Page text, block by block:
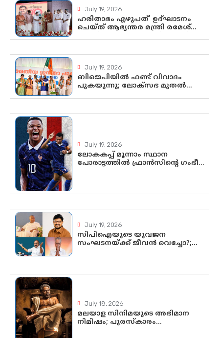
July 19, 2026
ഹരിതാഭം എഴുപത്’ ഉദ്ഘാടനം
ചെയ്ത് ആഭ്യന്തര മന്ത്രി രമേശ്
പ്രൗഢമായ തുടക്കം
July 19, 2026
ബിജെപിയിൽ ഫണ്ട് വിവാദം
പുകയുന്നു; ലോക്സഭ മുതൽ
July 19, 2026
ലോകകപ്പ് മൂന്നാം സ്ഥാന
പോരാട്ടത്തിൽ ഫ്രാൻസിന്റെ ഗംഭീര
July 19, 2026
സിപിഐയുടെ യുവജന
സംഘടനയ്ക്ക് ജീവൻ വെച്ചോ?;
ഇരട്ടത്താപ്പെന്ന് ചർച്ച
July 18, 2026
മലയാള സിനിമയുടെ അഭിമാന
നിമിഷം; പുരസ്‌കാരം